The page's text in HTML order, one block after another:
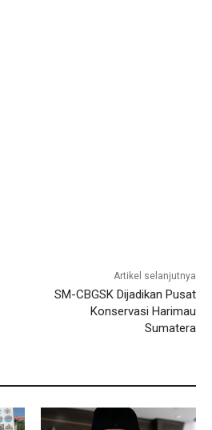
Artikel selanjutnya
SM-CBGSK Dijadikan Pusat
Konservasi Harimau
Sumatera